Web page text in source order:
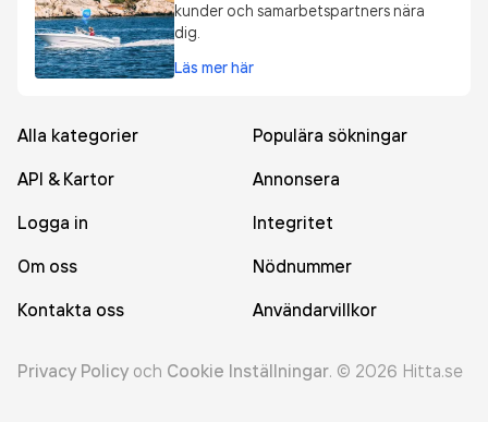
kunder och samarbetspartners nära
dig.
Läs mer här
Alla kategorier
Populära sökningar
API & Kartor
Annonsera
Logga in
Integritet
Om oss
Nödnummer
Kontakta oss
Användarvillkor
Privacy Policy och Cookie Inställningar. © 2026 Hitta.se